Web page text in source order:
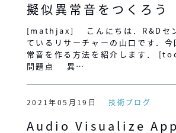
擬似異常音をつくろう
[mathjax] こんにちは．R&Dセ
ているリサーチャーの山口です．
常音を作る方法を紹介します．
問題点 異…
2021年05月19日 技術ブログ
Audio Visualize App